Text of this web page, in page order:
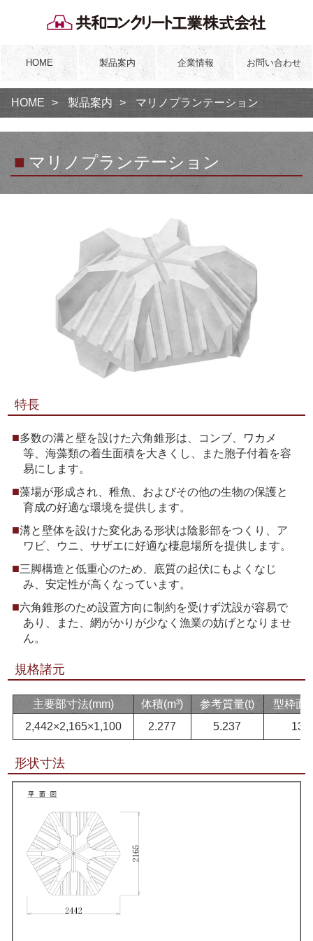
HOME 製品案内 企業情報 お問い合わせ
HOME 製品案内 マリノプランテーション
■ マリノプランテーション
特長
多数の溝と壁を設けた六角錐形は、コンブ、ワカメ
等、海藻類の着生面積を大きくし、また胞子付着を容
易にします。
藻場が形成され、稚魚、およびその他の生物の保護と
育成の好適な環境を提供します。
溝と壁体を設けた変化ある形状は陰影部をつくり、ア
ワビ、ウニ、サザエに好適な棲息場所を提供します。
三脚構造と低重心のため、底質の起伏にもよくなじ
み、安定性が高くなっています。
六角錐形のため設置方向に制約を受けず沈設が容易で
あり、また、網がかりが少なく漁業の妨げとなりませ
ん。
規格諸元
主要部寸法(mm) 体積(m³) 参考質量(t)
型枠面
2,442×2,165×1,100
2.277 5.237
形状寸法